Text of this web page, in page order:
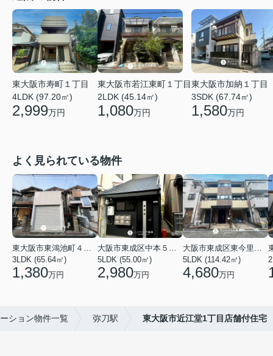
東大阪市寿町１丁目
4LDK (97.20㎡)
2,999万円
東大阪市若江東町１丁目
2LDK (45.14㎡)
1,080万円
東大阪市加納１丁目
3SDK (67.74㎡)
1,580万円
よく見られている物件
3LDK (65.64㎡)
1,380万円
5LDK (55.00㎡)
2,980万円
5LDK (114.42㎡)
4,680万円
ション物件一覧 弥刀駅 東大阪市近江堂1丁目店舗付住宅